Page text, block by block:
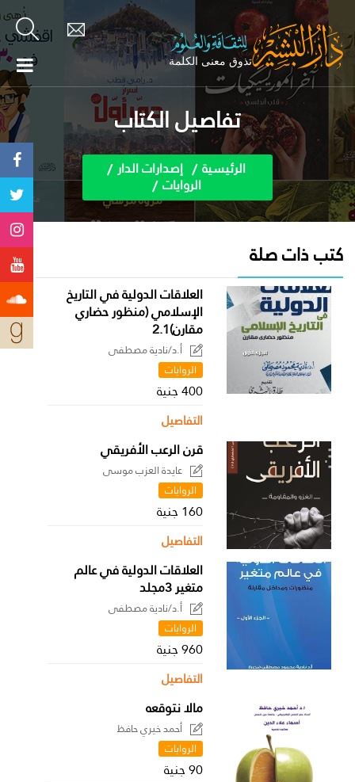
تفاصيل الكتاب
الرئيسية إصدارات الدار
الروايات
كتب ذات صلة
العلاقات الدولية في التاريخ
الإسلامي (منظور حضاري
مقارن)2.1
أ.د/نادية مصطفى
الروايات
400 جنية
التفاصيل
قرن الرعب الأفريقي
عايدة العزب موسى
الروايات
160 جنية
التفاصيل
العلاقات الدولية في عالم
متغير 3مجلد
أ.د/نادية مصطفى
الروايات
960 جنية
التفاصيل
مالا نتوقعه
أحمد خيري حافظ
الروايات
90 جنية